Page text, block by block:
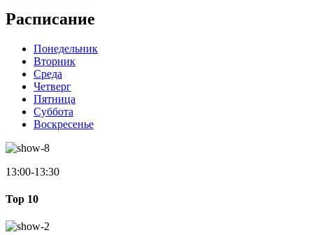
Расписание
Понедельник
Вторник
Среда
Четверг
Пятница
Суббота
Воскресенье
13:00-13:30
Top 10